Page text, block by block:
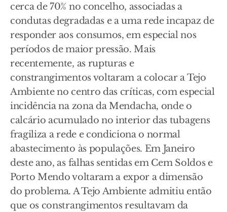
cerca de 70% no concelho, associadas a
condutas degradadas e a uma rede incapaz de
responder aos consumos, em especial nos
períodos de maior pressão. Mais
recentemente, as rupturas e
constrangimentos voltaram a colocar a Tejo
Ambiente no centro das críticas, com especial
incidência na zona da Mendacha, onde o
calcário acumulado no interior das tubagens
fragiliza a rede e condiciona o normal
abastecimento às populações. Em Janeiro
deste ano, as falhas sentidas em Cem Soldos e
Porto Mendo voltaram a expor a dimensão
do problema. A Tejo Ambiente admitiu então
que os constrangimentos resultavam da